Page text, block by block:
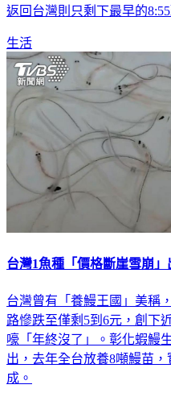
返回台灣則只剩下最早的8:55
生活
台灣1魚種「價格斷崖雪崩
台灣曾有「養鰻王國」美稱
路慘跌至僅剩5到6元，創下
嚎「年終沒了」。彰化蝦鰻
出，去年全台放養8噸鰻苗
成。